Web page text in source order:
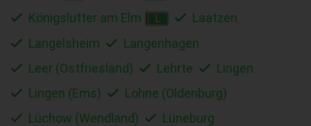
Königslutter am Elm
Laatzen
Langelsheim
Langenhagen
Leer (Ostfriesland)
Lehrte
Lingen
Lingen (Ems)
Lohne (Oldenburg)
Lüchow (Wendland)
Lüneburg